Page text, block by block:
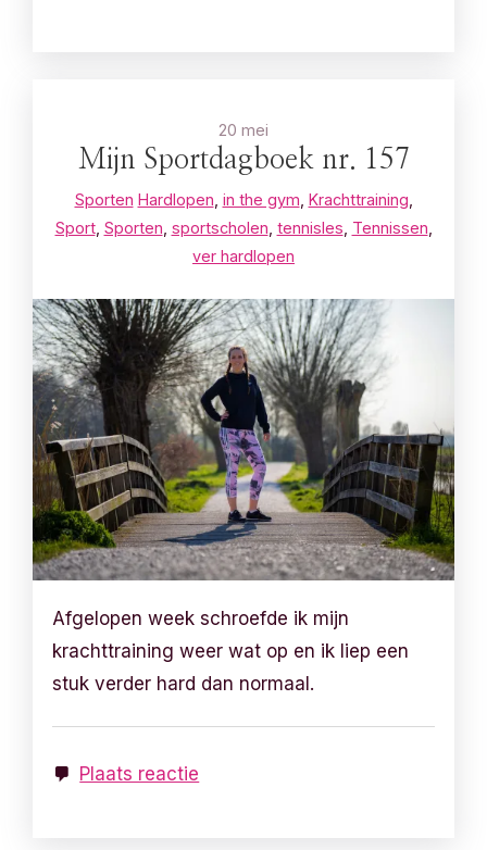
20 mei
Mijn Sportdagboek nr. 157
Sporten Hardlopen in the gym Krachttraining
Sport, Sporten sportscholen tennisles Tennissen
ver hardlopen
Afgelopen week schroefde ik mijn
krachttraining weer wat op en ik liep een
stuk verder hard dan normaal.
Plaats reactie